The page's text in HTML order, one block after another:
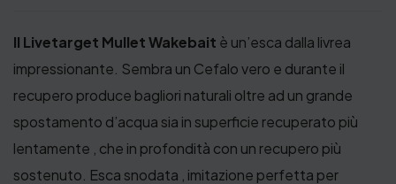
Il Livetarget Mullet Wakebait è un’esca dalla livrea
impressionante. Sembra un Cefalo vero e durante il
recupero produce bagliori naturali oltre ad un grande
spostamento d’acqua sia in superficie recuperato più
lentamente , che in profondità con un recupero più
sostenuto. Esca snodata , imitazione perfetta per